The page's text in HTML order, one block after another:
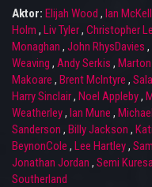
Aktor: Elijah Wood , Ian
Holm , Liv Tyler, Christopher
Monaghan , John RhysDavies ,
Weaving , Andy Serkis ,
Makoare , Brent McIntyre ,
Harry Sinclair, Noel Appleby,
Weatherley, Ian Mune ,
Sanderson , Billy Jackson ,
BeynonCole , Lee Hartley,
Jonathan Jordan , Semi
Southerland